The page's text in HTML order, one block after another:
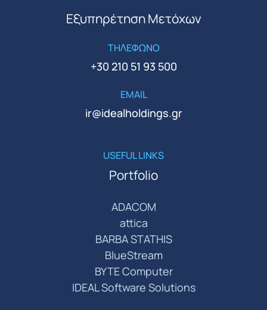
Εξυπηρέτηση Μετόχων
ΤΗΛΕΦΩΝΟ
+30 210 51 93 500
EMAIL
ir@idealholdings.gr
USEFUL LINKS
Portfolio
ADACOM
attica
BARBA STATHIS
BlueStream
BYTE Computer
IDEAL Software Solutions